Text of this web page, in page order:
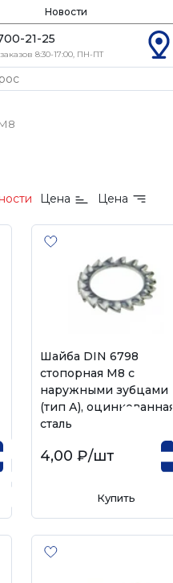
Новости
21-25
8:30-17:00, ПН-ПТ
Цена Цена
Шайба DIN 6798
стопорная М8 с
наружными зубцами
(тип А), оцинкованная
сталь
4,00 ₽/шт
Купить